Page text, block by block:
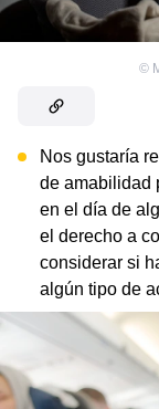
©
Nos gustaría
de amabilidad
en el día de
el derecho a
considerar si
algún tipo de